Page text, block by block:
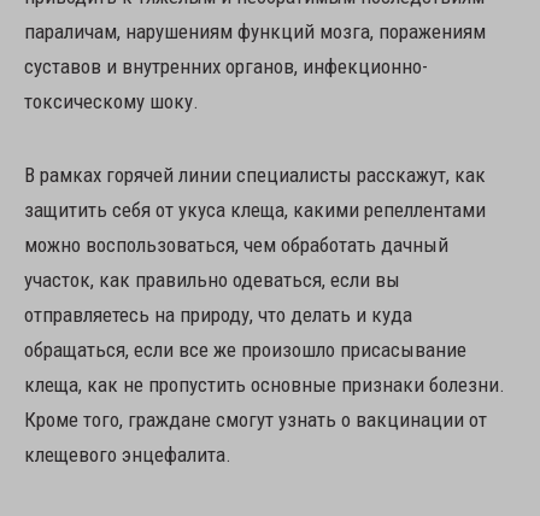
параличам, нарушениям функций мозга, поражениям
суставов и внутренних органов, инфекционно-
токсическому шоку.
В рамках горячей линии специалисты расскажут, как
защитить себя от укуса клеща, какими репеллентами
можно воспользоваться, чем обработать дачный
участок, как правильно одеваться, если вы
отправляетесь на природу, что делать и куда
обращаться, если все же произошло присасывание
клеща, как не пропустить основные признаки болезни.
Кроме того, граждане смогут узнать о вакцинации от
клещевого энцефалита.